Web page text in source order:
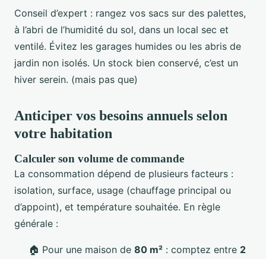
Conseil d’expert : rangez vos sacs sur des palettes,
à l’abri de l’humidité du sol, dans un local sec et
ventilé. Évitez les garages humides ou les abris de
jardin non isolés. Un stock bien conservé, c’est un
hiver serein. (mais pas que)
Anticiper vos besoins annuels selon
votre habitation
Calculer son volume de commande
La consommation dépend de plusieurs facteurs :
isolation, surface, usage (chauffage principal ou
d’appoint), et température souhaitée. En règle
générale :
🏠 Pour une maison de 80 m² : comptez entre 2